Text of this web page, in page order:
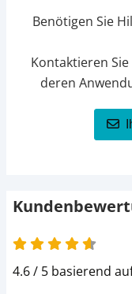
Benötigen Sie
Kontaktieren
deren
4.6
4.6 / 5 basierend